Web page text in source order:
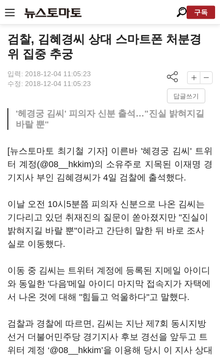
구독
검찰, 김혜경씨 상대 스마트폰 처분경
위 집중 추궁
입력: 2018-12-04 11:05:23
수정: 2018-12-04 11:05:23
답글쓰기
'헤경궁 김씨' 피의자 신분 출석…"진실 밝혀지길
바랄 뿐"
[뉴스토마토 최기철 기자] 이른바 '혜경궁 김씨' 트위
터 계정(@08__hkkim)의 소유주로 지목된 이재명 경
기지사 부인 김혜경씨가 4일 검찰에 출석했다.
이날 오전 10시5분쯤 피의자 신분으로 나온 김씨는
기다리고 있던 취재진의 질문이 쏟아졌지만 "진실이
밝혀지길 바랄 뿐"이라고 간단히 말한 뒤 바로 조사
실로 이동했다.
이동 중 김씨는 트위터 계정에 등록된 지메일 아이디
와 동일한 '다음'메일 아이디 마지막 접속지가 자택에
서 나온 것에 대해 "힘들고 억울하다"고 말했다.
검찰과 경찰에 따르면, 김씨는 지난 제7회 동시지방
선거 더불어민주당 경기지사 후보 경선을 앞두고 트
위터 계정 ‘@08__hkkim’을 이용해 당시 이 지사 상대